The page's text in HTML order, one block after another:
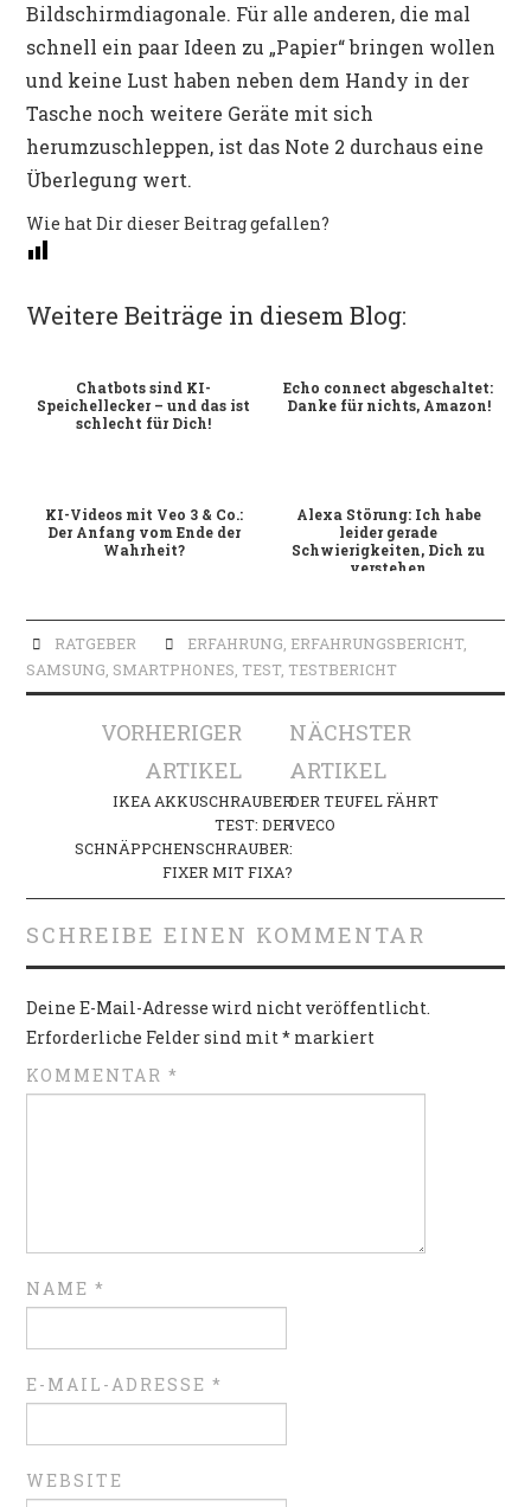
Bildschirmdiagonale. Für alle anderen, die mal
schnell ein paar Ideen zu „Papier“ bringen wollen
und keine Lust haben neben dem Handy in der
Tasche noch weitere Geräte mit sich
herumzuschleppen, ist das Note 2 durchaus eine
Überlegung wert.
Wie hat Dir dieser Beitrag gefallen?
Weitere Beiträge in diesem Blog:
Chatbots sind KI-
Speichellecker – und das ist
schlecht für Dich!
Echo connect abgeschaltet:
Danke für nichts, Amazon!
KI-Videos mit Veo 3 & Co.:
Der Anfang vom Ende der
Wahrheit?
Alexa Störung: Ich habe
leider gerade
Schwierigkeiten, Dich zu
verstehen
RATGEBER ERFAHRUNG ERFAHRUNGSBERICHT,
SAMSUNG SMARTPHONES TEST, TESTBERICHT
Artikel-
Navigation
VORHERIGER
ARTIKEL
IKEA AKKUSCHRAUBER
TEST: DER
SCHNÄPPCHENSCHRAUBER:
FIXER MIT FIXA?
NÄCHSTER
ARTIKEL
DER TEUFEL FÄHRT
IVECO
SCHREIBE EINEN KOMMENTAR
Deine E-Mail-Adresse wird nicht veröffentlicht.
Erforderliche Felder sind mit* markiert
KOMMENTAR*
NAME*
E-MAIL-ADRESSE*
WEBSITE